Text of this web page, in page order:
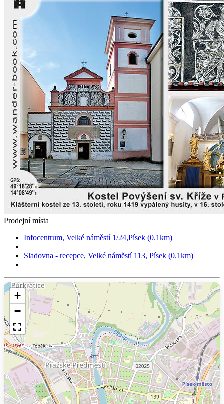
Prodejní místa
Infocentrum, Velké náměstí 1/24,Písek (0.1km)
Sladovna - recepce, Velké náměstí 113, Písek (0.1km)
+
−